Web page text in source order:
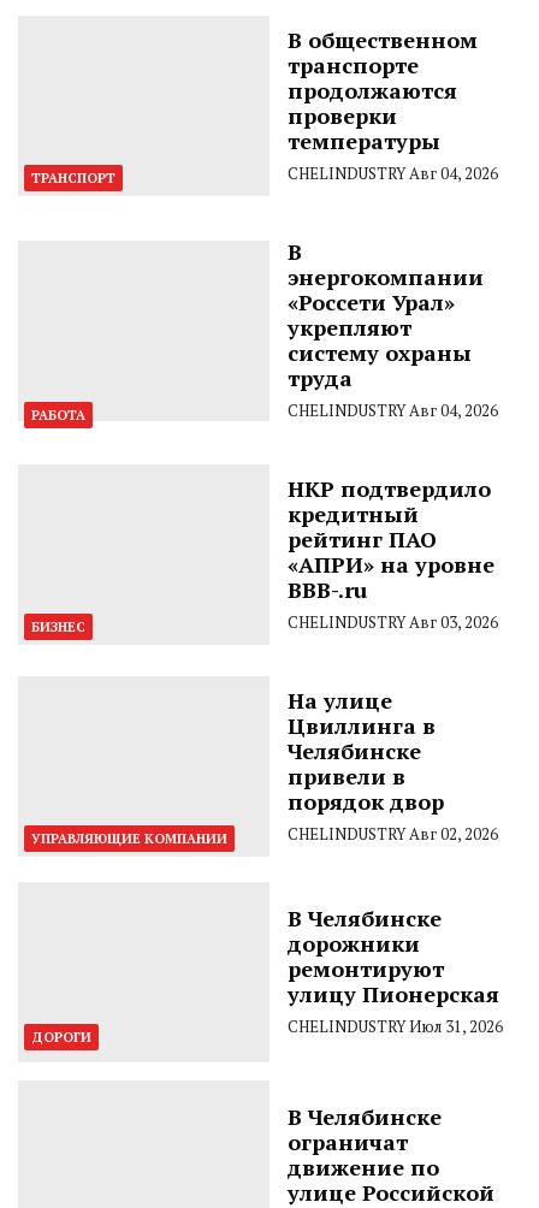
ТРАНСПОРТ
В общественном
транспорте
продолжаются
проверки
температуры
CHELINDUSTRYАвг 04, 2026
РАБОТА
В
энергокомпании
«Россети Урал»
укрепляют
систему охраны
труда
CHELINDUSTRYАвг 04, 2026
БИЗНЕС
НКР подтвердило
кредитный
рейтинг ПАО
«АПРИ» на уровне
BBB-.ru
CHELINDUSTRYАвг 03, 2026
УПРАВЛЯЮЩИЕ КОМПАНИИ
На улице
Цвиллинга в
Челябинске
привели в
порядок двор
CHELINDUSTRYАвг 02, 2026
ДОРОГИ
В Челябинске
дорожники
ремонтируют
улицу Пионерская
CHELINDUSTRYИюл 31, 2026
В Челябинске
ограничат
движение по
улице Российской